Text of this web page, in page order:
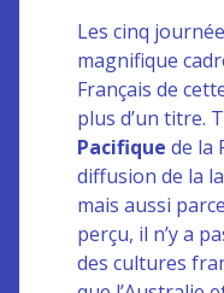
Les cinq
magnifique
Français de
plus d’un titre.
Pacifique de la
diffusion de la
mais aussi
perçu, il n’y a
des cultures